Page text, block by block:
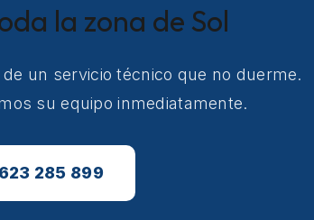
la zona de Sol
un servicio técnico que no duerme.
su equipo inmediatamente.
285 899